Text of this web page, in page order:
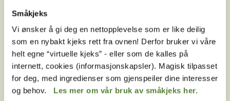
Småkjeks
Vi ønsker å gi deg en nettopplevelse som er like deilig
som en nybakt kjeks rett fra ovnen! Derfor bruker vi våre
helt egne “virtuelle kjeks” - eller som de kalles på
internett, cookies (informasjonskapsler). Magisk tilpasset
for deg, med ingredienser som gjenspeiler dine interesser
og behov. Les mer om vår bruk av småkjeks her.
av mange fordeler.
E-post
MELD MEG PÅ
Ved å melde deg på vårt nyhetsbrev godtar du våre
betingelser .